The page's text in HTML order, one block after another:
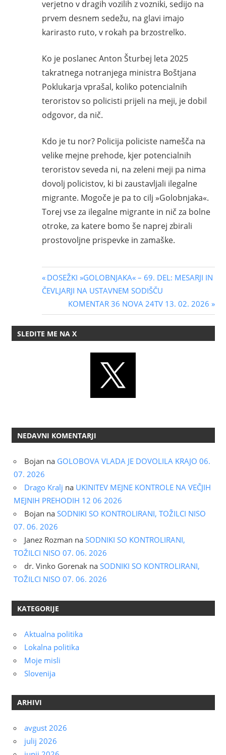
verjetno v dragih vozilih z vozniki, sedijo na
prvem desnem sedežu, na glavi imajo
karirasto ruto, v rokah pa brzostrelko.
Ko je poslanec Anton Šturbej leta 2025
takratnega notranjega ministra Boštjana
Poklukarja vprašal, koliko potencialnih
teroristov so policisti prijeli na meji, je dobil
odgovor, da nič.
Kdo je tu nor? Policija policiste namešča na
velike mejne prehode, kjer potencialnih
teroristov seveda ni, na zeleni meji pa nima
dovolj policistov, ki bi zaustavljali ilegalne
migrante. Mogoče je pa to cilj »Golobnjaka«.
Torej vse za ilegalne migrante in nič za bolne
otroke, za katere bomo še naprej zbirali
prostovoljne prispevke in zamaške.
Navigacija
prispevka
Previous
Post:
DOSEŽKI »GOLOBNJAKA« – 69. DEL: MESARJI IN
ČEVLJARJI NA USTAVNEM SODIŠČU
Next
Post:
KOMENTAR 36 NOVA 24TV 13. 02. 2026
SLEDITE ME NA X
NEDAVNI KOMENTARJI
Bojan na GOLOBOVA VLADA JE DOVOLILA KRAJO 06.
07. 2026
Drago Kralj na UKINITEV MEJNE KONTROLE NA VEČJIH
MEJNIH PREHODIH 12 06 2026
Bojan na SODNIKI SO KONTROLIRANI, TOŽILCI NISO
07. 06. 2026
Janez Rozman na SODNIKI SO KONTROLIRANI,
TOŽILCI NISO 07. 06. 2026
dr. Vinko Gorenak na SODNIKI SO KONTROLIRANI,
TOŽILCI NISO 07. 06. 2026
KATEGORIJE
Aktualna politika
Lokalna politika
Moje misli
Slovenija
ARHIVI
avgust 2026
julij 2026